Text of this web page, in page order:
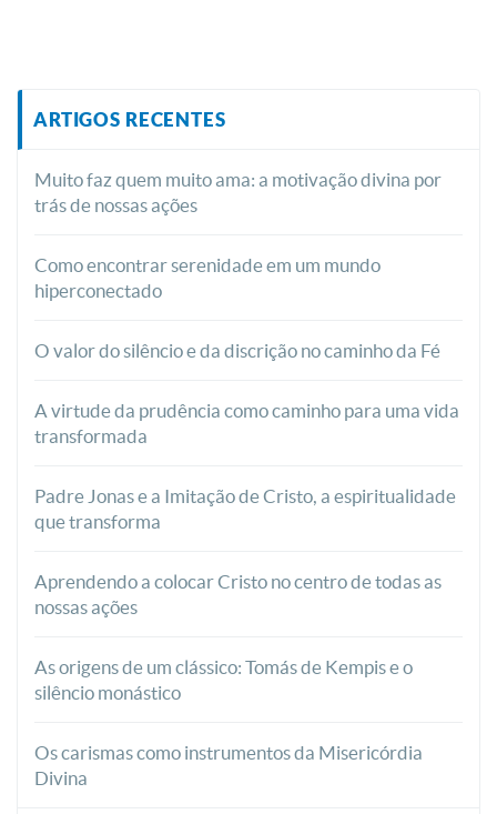
ARTIGOS RECENTES
Muito faz quem muito ama: a motivação divina por
trás de nossas ações
Como encontrar serenidade em um mundo
hiperconectado
O valor do silêncio e da discrição no caminho da Fé
A virtude da prudência como caminho para uma vida
transformada
Padre Jonas e a Imitação de Cristo, a espiritualidade
que transforma
Aprendendo a colocar Cristo no centro de todas as
nossas ações
As origens de um clássico: Tomás de Kempis e o
silêncio monástico
Os carismas como instrumentos da Misericórdia
Divina